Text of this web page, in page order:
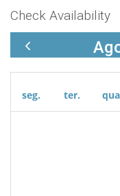
Check Availability
seg. ter.